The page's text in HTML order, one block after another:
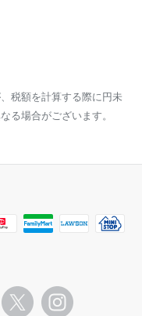
税額を計算する際に円未
る場合がございます。